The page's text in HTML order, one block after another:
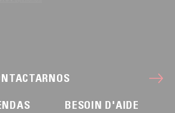
BESOIN D'AIDE